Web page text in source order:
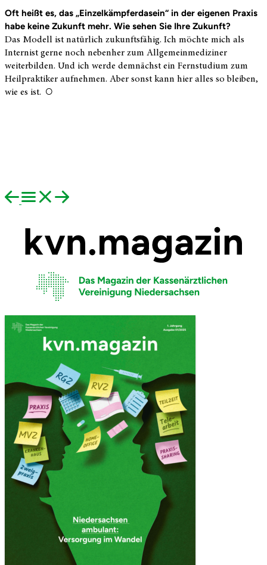
Oft heißt es, das „Einzelkämpferdasein“ in der eigenen Praxis
habe keine Zukunft mehr. Wie sehen Sie Ihre Zukunft?
Das Modell ist natürlich zukunftsfähig. Ich möchte mich als
Internist gerne noch nebenher zum Allgemeinmediziner
weiterbilden. Und ich werde demnächst ein Fernstudium zum
Heilpraktiker aufnehmen. Aber sonst kann hier alles so bleiben,
wie es ist.